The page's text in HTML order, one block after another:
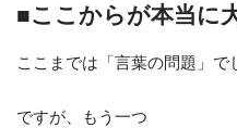
■ここからが本当に
ここまでは「言葉の問題」で
ですが、もう一つ